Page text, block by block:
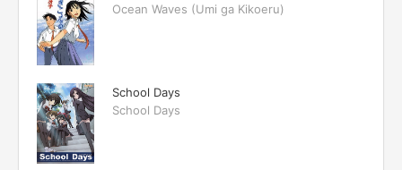
Ocean Waves (Umi ga Kikoeru)
School Days
School Days